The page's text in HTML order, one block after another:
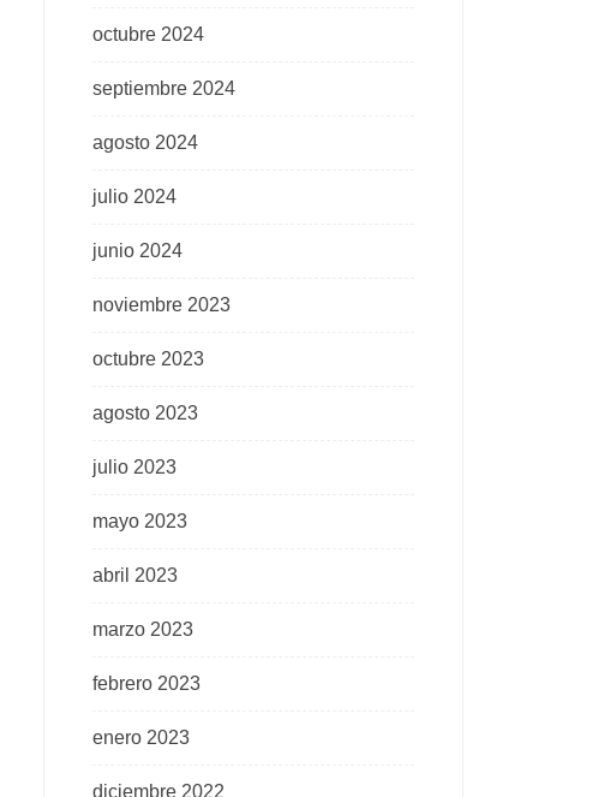
octubre 2024
septiembre 2024
agosto 2024
julio 2024
junio 2024
noviembre 2023
octubre 2023
agosto 2023
julio 2023
mayo 2023
abril 2023
marzo 2023
febrero 2023
enero 2023
diciembre 2022